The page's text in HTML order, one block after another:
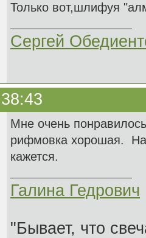
Только вот,шлифуя
Сергей
Мне очень
рифмовка хорошая.
кажется.
Галина Гедрович
"Бывает, что